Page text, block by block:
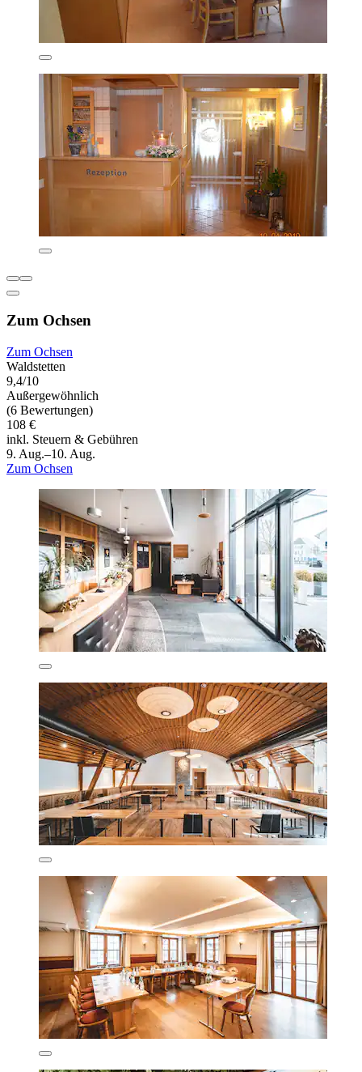
Zum Ochsen
Zum Ochsen
Waldstetten
9,4/10
Außergewöhnlich
(6 Bewertungen)
108 €
inkl. Steuern & Gebühren
9. Aug.–10. Aug.
Zum Ochsen